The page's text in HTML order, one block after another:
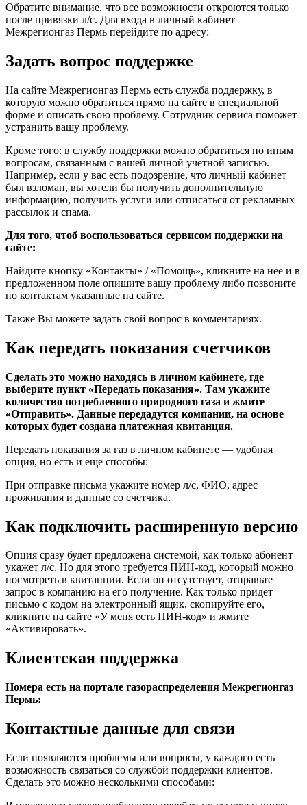
Обратите внимание, что все возможности откроются только
после привязки л/с. Для входа в личный кабинет
Межрегионгаз Пермь перейдите по адресу:
Задать вопрос поддержке
На сайте Межрегионгаз Пермь есть служба поддержку, в
которую можно обратиться прямо на сайте в специальной
форме и описать свою проблему. Сотрудник сервиса поможет
устранить вашу проблему.
Кроме того: в службу поддержки можно обратиться по иным
вопросам, связанным с вашей личной учетной записью.
Например, если у вас есть подозрение, что личный кабинет
был взломан, вы хотели бы получить дополнительную
информацию, получить услуги или отписаться от рекламных
рассылок и спама.
Для того, чтоб воспользоваться сервисом поддержки на
сайте:
Найдите кнопку «Контакты» / «Помощь», кликните на нее и в
предложенном поле опишите вашу проблему либо позвоните
по контактам указанные на сайте.
Также Вы можете задать свой вопрос в комментариях.
Как передать показания счетчиков
Сделать это можно находясь в личном кабинете, где
выберите пункт «Передать показания». Там укажите
количество потребленного природного газа и жмите
«Отправить». Данные передадутся компании, на основе
которых будет создана платежная квитанция.
Передать показания за газ в личном кабинете — удобная
опция, но есть и еще способы:
При отправке письма укажите номер л/с, ФИО, адрес
проживания и данные со счетчика.
Как подключить расширенную версию
Опция сразу будет предложена системой, как только абонент
укажет л/с. Но для этого требуется ПИН-код, который можно
посмотреть в квитанции. Если он отсутствует, отправьте
запрос в компанию на его получение. Как только придет
письмо с кодом на электронный ящик, скопируйте его,
кликните на сайте «У меня есть ПИН-код» и жмите
«Активировать».
Клиентская поддержка
Номера есть на портале газораспределения Межрегионгаз
Пермь:
Контактные данные для связи
Если появляются проблемы или вопросы, у каждого есть
возможность связаться со службой поддержки клиентов.
Сделать это можно несколькими способами: